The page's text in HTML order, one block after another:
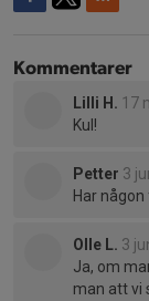
Kommentarer
Lilli H. 17
Kul!
Petter 3
Har
Olle L. 3
Ja, om
man att vi